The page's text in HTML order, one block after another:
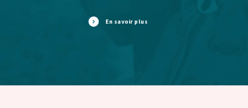
En savoir plus